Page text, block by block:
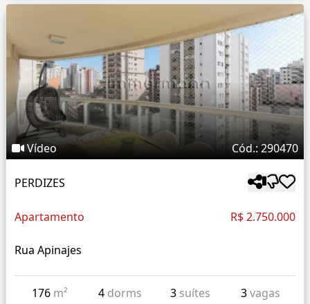
Vídeo Cód.: 290470
PERDIZES
Apartamento R$ 2.750.000
Rua Apinajes
176 m² 4 dorms 3 suítes 3vagas